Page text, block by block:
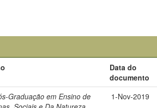
Data do
documento
Graduação em Ensino de
1-Nov-2019